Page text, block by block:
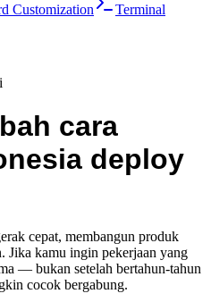
Customization
Terminal
cara
deploy
cepat, membangun produk
Jika kamu ingin pekerjaan yang
— bukan setelah bertahun-tahun
cocok bergabung.